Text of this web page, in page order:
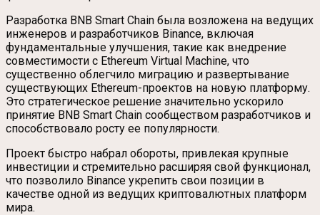
Разработка BNB Smart Chain была возложена на ведущих
инженеров и разработчиков Binance, включая
фундаментальные улучшения, такие как внедрение
совместимости с Ethereum Virtual Machine, что
существенно облегчило миграцию и развертывание
существующих Ethereum-проектов на новую платформу.
Это стратегическое решение значительно ускорило
принятие BNB Smart Chain сообществом разработчиков и
способствовало росту ее популярности.
Проект быстро набрал обороты, привлекая крупные
инвестиции и стремительно расширяя свой функционал,
что позволило Binance укрепить свои позиции в
качестве одной из ведущих криптовалютных платформ
мира.